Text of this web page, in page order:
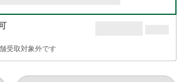
受取対象外です